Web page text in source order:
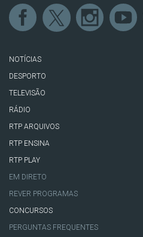
NOTÍCIAS
DESPORTO
TELEVISÃO
RÁDIO
RTP ARQUIVOS
RTP ENSINA
RTP PLAY
EM DIRETO
REVER PROGRAMAS
CONCURSOS
PERGUNTAS FREQUENTES